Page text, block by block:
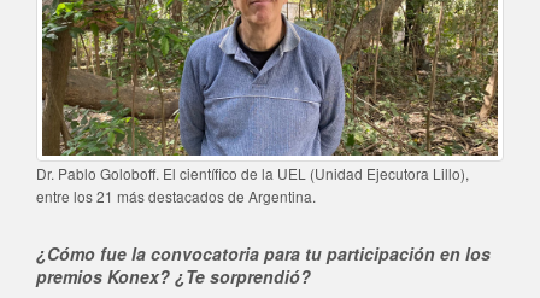
Dr. Pablo Goloboff. El científico de la UEL (Unidad Ejecutora Lillo),
entre los 21 más destacados de Argentina.
¿Cómo fue la convocatoria para tu participación en los
premios Konex? ¿Te sorprendió?